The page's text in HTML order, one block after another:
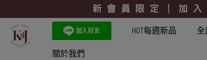
HOT每週新品
關於我們